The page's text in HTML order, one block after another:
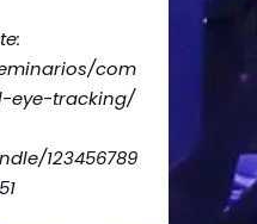
com
eye-tracking/
123456789